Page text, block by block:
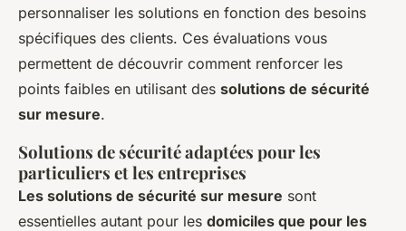
personnaliser les solutions en fonction des besoins
spécifiques des clients. Ces évaluations vous
permettent de découvrir comment renforcer les
points faibles en utilisant des solutions de sécurité
sur mesure.
Solutions de sécurité adaptées pour les
particuliers et les entreprises
Les solutions de sécurité sur mesure sont
essentielles autant pour les domiciles que pour les